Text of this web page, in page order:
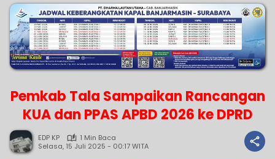
Pemkab Tala Sampaikan Rancangan
KUA dan PPAS APBD 2026 ke DPRD
EDP KP
1 Min Baca
Selasa, 15 Juli 2025 - 00:17 WITA